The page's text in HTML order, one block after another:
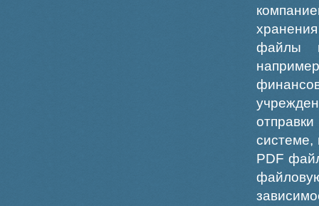
файлы
системе,
PDF